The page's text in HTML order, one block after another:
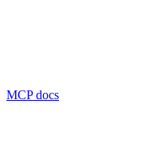
MCP docs